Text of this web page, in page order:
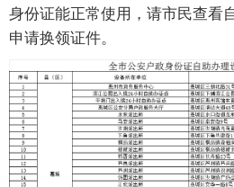
身份证能正常使用，请市民查看
申请换领证件。